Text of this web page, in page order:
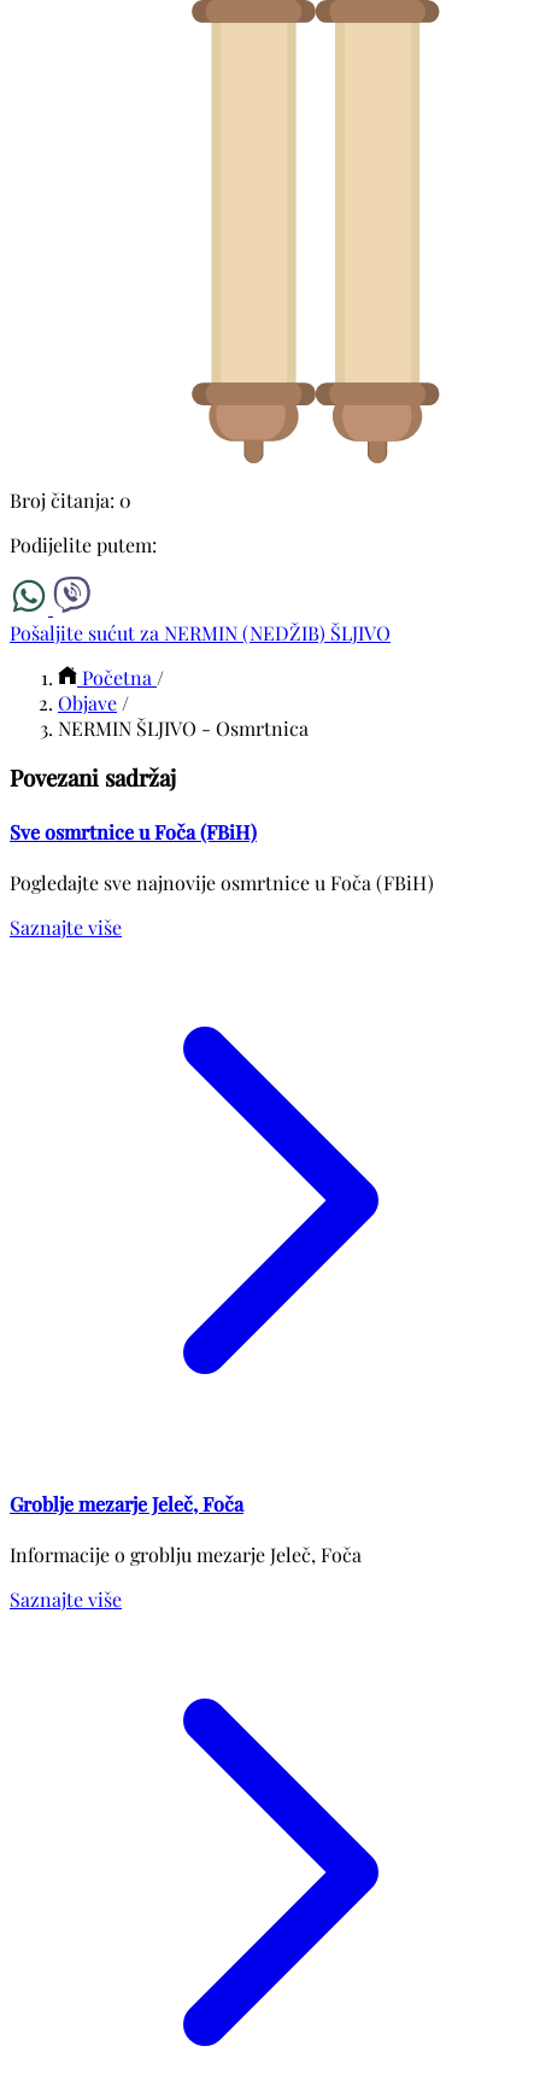
Broj čitanja: 0
Podijelite putem:
Pošaljite sućut za NERMIN (NEDŽIB) ŠLJIVO
Početna /
Objave /
NERMIN ŠLJIVO - Osmrtnica
Povezani sadržaj
Sve osmrtnice u Foča (FBiH)
Pogledajte sve najnovije osmrtnice u Foča (FBiH)
Saznajte više
Groblje mezarje Jeleč, Foča
Informacije o groblju mezarje Jeleč, Foča
Saznajte više